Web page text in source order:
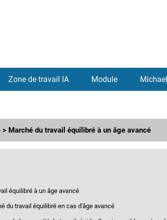
Zone de travail IA Module
Marché du travail équilibré à un âge avancé
équilibré à un âge avancé
du travail équilibré en cas d'âge avancé